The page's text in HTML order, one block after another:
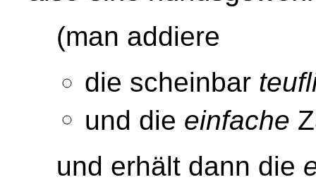
(man addiere
die scheinbar
und die einfache
und erhält dann die